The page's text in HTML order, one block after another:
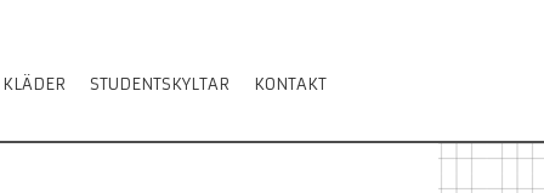
KLÄDER STUDENTSKYLTAR KONTAKT